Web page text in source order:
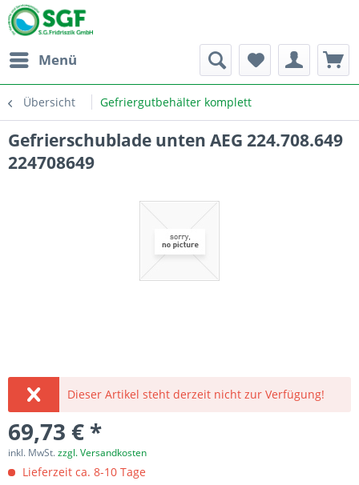
Menü
Übersicht Gefriergutbehälter komplett
Gefrierschublade unten AEG 224.708.649
224708649
Dieser Artikel steht derzeit nicht zur Verfügung!
69,73 € *
inkl. MwSt.zzgl. Versandkosten
Lieferzeit ca. 8-10 Tage